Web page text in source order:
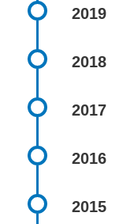
2019
2018
2017
2016
2015